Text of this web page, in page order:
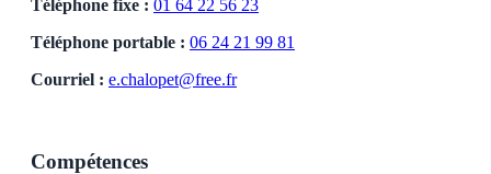
Téléphone fixe : 01 64 22 56 23
Téléphone portable : 06 24 21 99 81
Courriel : e.chalopet@free.fr
Compétences